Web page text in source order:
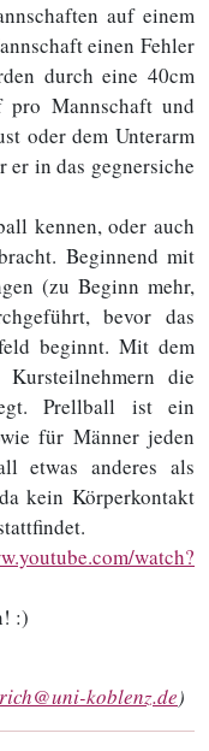
auf einem
einen Fehler
durch eine 40cm
Mannschaft und
oder dem Unterarm
er in das gegnersiche
kennen, oder auch
Beginnend mit
(zu Beginn mehr,
bevor das
beginnt. Mit dem
die
Prellball ist ein
für Männer jeden
etwas anderes als
kein Körperkontakt
watch?
:)
koblenz.de)